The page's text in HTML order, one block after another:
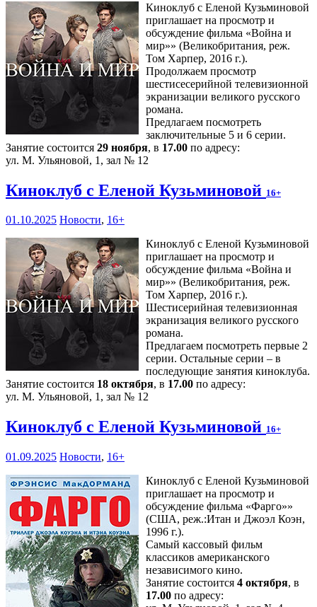
Киноклуб с Еленой Кузьминовой
приглашает на просмотр и
обсуждение фильма «Война и
мир»» (Великобритания, реж.
Том Харпер, 2016 г.).
Продолжаем просмотр
шестисесерийной телевизионной
экранизации великого русского
романа.
Предлагаем посмотреть
заключительные 5 и 6 серии.
Занятие состоится 29 ноября, в 17.00 по адресу:
ул. М. Ульяновой, 1, зал № 12
Киноклуб с Еленой Кузьминовой 16+
01.10.2025 Новости, 16+
Киноклуб с Еленой Кузьминовой
приглашает на просмотр и
обсуждение фильма «Война и
мир»» (Великобритания, реж.
Том Харпер, 2016 г.).
Шестисерийная телевизионная
экранизация великого русского
романа.
Предлагаем посмотреть первые 2
серии. Остальные серии – в
последующие занятия киноклуба.
Занятие состоится 18 октября, в 17.00 по адресу:
ул. М. Ульяновой, 1, зал № 12
Киноклуб с Еленой Кузьминовой 16+
01.09.2025 Новости, 16+
Киноклуб с Еленой Кузьминовой
приглашает на просмотр и
обсуждение фильма «Фарго»»
(США, реж.:Итан и Джоэл Коэн,
1996 г.).
Самый кассовый фильм
классиков американского
независимого кино.
Занятие состоится 4 октября, в
17.00 по адресу: